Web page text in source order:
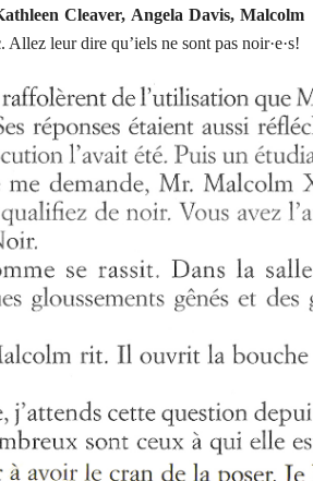
Cleaver, Angela Davis, Malcolm
. Allez leur dire qu’iels ne sont pas noir·e·s!